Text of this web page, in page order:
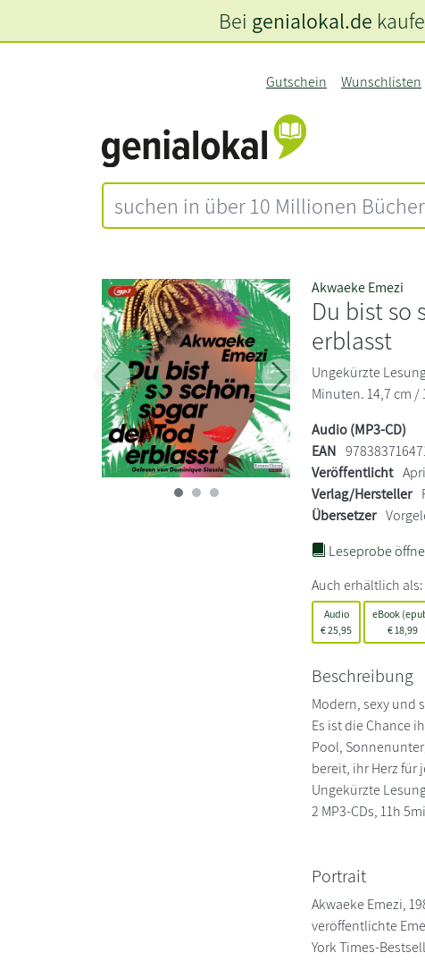
Gutschein Wunschlisten
Bei genialokal.de
Zurück Weiter
Akwaeke Emezi
Du bist so
erblasst
Ungekürzte
Minuten. 14,7 cm /
Audio (MP3-CD)
EAN
Veröffentlicht
Verlag/Hersteller
Übersetzer
Leseprobe
Auch erhältlich als:
Audio
€25,95
eBook
€18,99
Beschreibung
Modern, sexy und
Es ist die Chance
Pool,
bereit, ihr Herz für
Ungekürzte
2 MP3-CDs, 11h
Portrait
Akwaeke Emezi,
veröffentlichte
York Times-